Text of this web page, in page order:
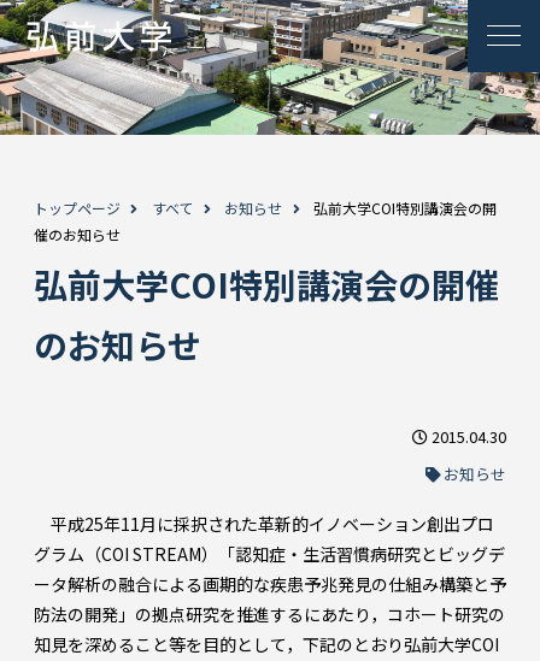
トップページ すべて お知らせ
弘前大学COI特別講演会の開
催のお知らせ
弘前大学COI特別講演会の開催
のお知らせ
2015.04.30
お知らせ
平成25年11月に採択された革新的イノベーション創出プロ
グラム（COI STREAM）「認知症・生活習慣病研究とビッグデ
ータ解析の融合による画期的な疾患予兆発見の仕組み構築と予
防法の開発」の拠点研究を推進するにあたり，コホート研究の
知見を深めること等を目的として，下記のとおり弘前大学COI